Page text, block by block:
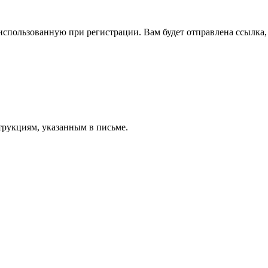
при регистрации. Вам будет отправлена
указанным в письме.